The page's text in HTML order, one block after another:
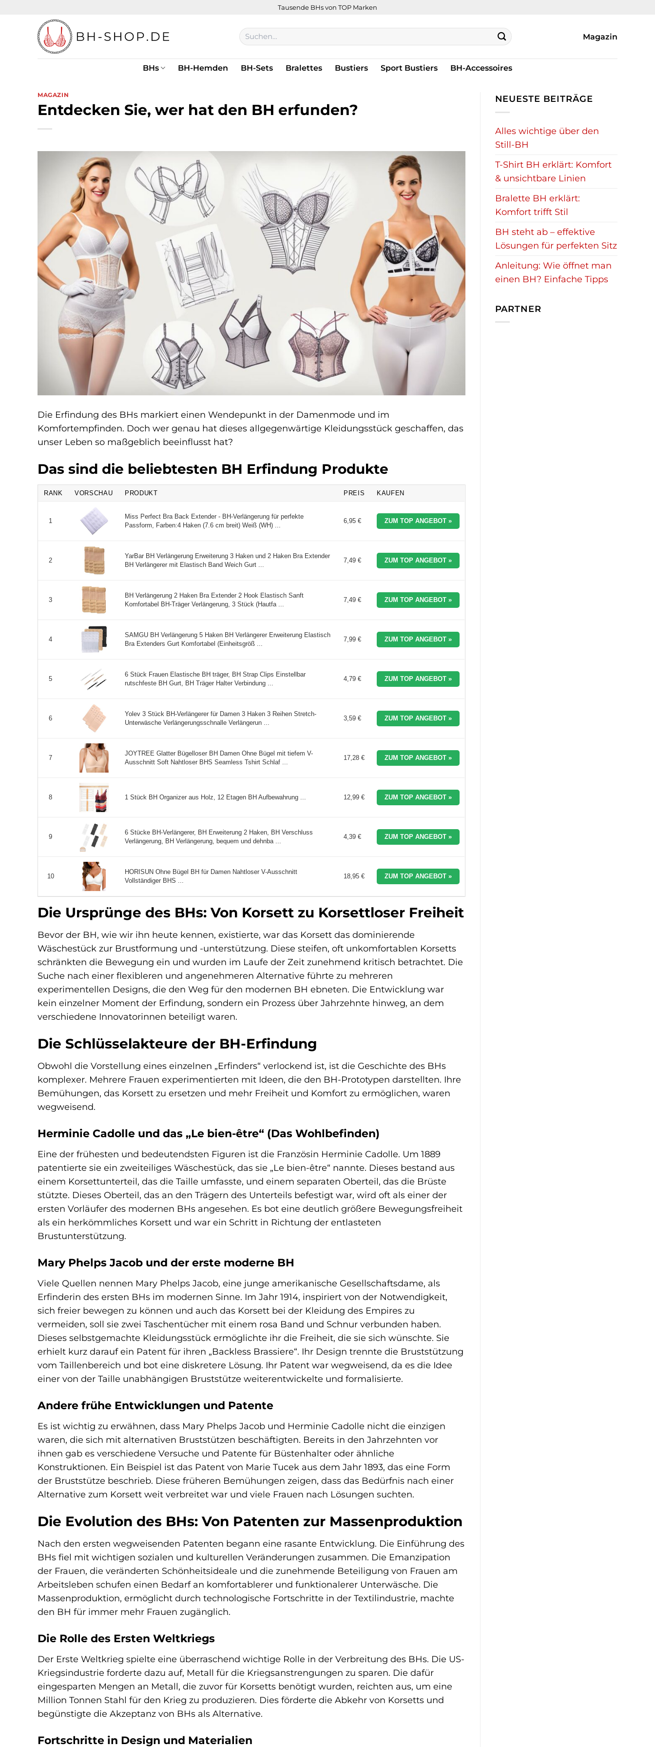
springen
Tausende BHs von TOP Marken
Suchen
nach:
Magazin
BHs BH-Hemden BH-Sets Bralettes Bustiers Sport Bustiers BH-Accessoires
MAGAZIN
Entdecken Sie, wer hat den BH erfunden?
Die Erfindung des BHs markiert einen Wendepunkt in der Damenmode und im
Komfortempfinden. Doch wer genau hat dieses allgegenwärtige Kleidungsstück geschaffen, das
unser Leben so maßgeblich beeinflusst hat?
Das sind die beliebtesten BH Erfindung Produkte
RANK VORSCHAU PRODUKT PREIS KAUFEN
1
Miss Perfect Bra Back Extender - BH-Verlängerung für perfekte
Passform, Farben:4 Haken (7.6 cm breit) Weiß (WH) ...
6,95 € ZUM TOP ANGEBOT »
2
YarBar BH Verlängerung Erweiterung 3 Haken und 2 Haken Bra Extender
BH Verlängerer mit Elastisch Band Weich Gurt ...
7,49 € ZUM TOP ANGEBOT »
3
BH Verlängerung 2 Haken Bra Extender 2 Hook Elastisch Sanft
Komfortabel BH-Träger Verlängerung, 3 Stück (Hautfa ...
7,49 € ZUM TOP ANGEBOT »
4
SAMGU BH Verlängerung 5 Haken BH Verlängerer Erweiterung Elastisch
Bra Extenders Gurt Komfortabel (Einheitsgröß ...
7,99 € ZUM TOP ANGEBOT »
5
6 Stück Frauen Elastische BH träger, BH Strap Clips Einstellbar
rutschfeste BH Gurt, BH Träger Halter Verbindung ...
4,79 € ZUM TOP ANGEBOT »
6
Yolev 3 Stück BH-Verlängerer für Damen 3 Haken 3 Reihen Stretch-
Unterwäsche Verlängerungsschnalle Verlängerun ...
3,59 € ZUM TOP ANGEBOT »
7
JOYTREE Glatter Bügelloser BH Damen Ohne Bügel mit tiefem V-
Ausschnitt Soft Nahtloser BHS Seamless Tshirt Schlaf ...
17,28 € ZUM TOP ANGEBOT »
8 1 Stück BH Organizer aus Holz, 12 Etagen BH Aufbewahrung ... 12,99 € ZUM TOP ANGEBOT »
9
6 Stücke BH-Verlängerer, BH Erweiterung 2 Haken, BH Verschluss
Verlängerung, BH Verlängerung, bequem und dehnba ...
4,39 € ZUM TOP ANGEBOT »
10
HORISUN Ohne Bügel BH für Damen Nahtloser V-Ausschnitt
Vollständiger BHS ...
18,95 € ZUM TOP ANGEBOT »
Die Ursprünge des BHs: Von Korsett zu Korsettloser Freiheit
Bevor der BH, wie wir ihn heute kennen, existierte, war das Korsett das dominierende
Wäschestück zur Brustformung und -unterstützung. Diese steifen, oft unkomfortablen Korsetts
schränkten die Bewegung ein und wurden im Laufe der Zeit zunehmend kritisch betrachtet. Die
Suche nach einer flexibleren und angenehmeren Alternative führte zu mehreren
experimentellen Designs, die den Weg für den modernen BH ebneten. Die Entwicklung war
kein einzelner Moment der Erfindung, sondern ein Prozess über Jahrzehnte hinweg, an dem
verschiedene Innovatorinnen beteiligt waren.
Die Schlüsselakteure der BH-Erfindung
Obwohl die Vorstellung eines einzelnen „Erfinders“ verlockend ist, ist die Geschichte des BHs
komplexer. Mehrere Frauen experimentierten mit Ideen, die den BH-Prototypen darstellten. Ihre
Bemühungen, das Korsett zu ersetzen und mehr Freiheit und Komfort zu ermöglichen, waren
wegweisend.
Herminie Cadolle und das „Le bien-être“ (Das Wohlbefinden)
Eine der frühesten und bedeutendsten Figuren ist die Französin Herminie Cadolle. Um 1889
patentierte sie ein zweiteiliges Wäschestück, das sie „Le bien-être“ nannte. Dieses bestand aus
einem Korsettunterteil, das die Taille umfasste, und einem separaten Oberteil, das die Brüste
stützte. Dieses Oberteil, das an den Trägern des Unterteils befestigt war, wird oft als einer der
ersten Vorläufer des modernen BHs angesehen. Es bot eine deutlich größere Bewegungsfreiheit
als ein herkömmliches Korsett und war ein Schritt in Richtung der entlasteten
Brustunterstützung.
Mary Phelps Jacob und der erste moderne BH
Viele Quellen nennen Mary Phelps Jacob, eine junge amerikanische Gesellschaftsdame, als
Erfinderin des ersten BHs im modernen Sinne. Im Jahr 1914, inspiriert von der Notwendigkeit,
sich freier bewegen zu können und auch das Korsett bei der Kleidung des Empires zu
vermeiden, soll sie zwei Taschentücher mit einem rosa Band und Schnur verbunden haben.
Dieses selbstgemachte Kleidungsstück ermöglichte ihr die Freiheit, die sie sich wünschte. Sie
erhielt kurz darauf ein Patent für ihren „Backless Brassiere“. Ihr Design trennte die Bruststützung
vom Taillenbereich und bot eine diskretere Lösung. Ihr Patent war wegweisend, da es die Idee
einer von der Taille unabhängigen Bruststütze weiterentwickelte und formalisierte.
Andere frühe Entwicklungen und Patente
Es ist wichtig zu erwähnen, dass Mary Phelps Jacob und Herminie Cadolle nicht die einzigen
waren, die sich mit alternativen Bruststützen beschäftigten. Bereits in den Jahrzehnten vor
ihnen gab es verschiedene Versuche und Patente für Büstenhalter oder ähnliche
Konstruktionen. Ein Beispiel ist das Patent von Marie Tucek aus dem Jahr 1893, das eine Form
der Bruststütze beschrieb. Diese früheren Bemühungen zeigen, dass das Bedürfnis nach einer
Alternative zum Korsett weit verbreitet war und viele Frauen nach Lösungen suchten.
Die Evolution des BHs: Von Patenten zur Massenproduktion
Nach den ersten wegweisenden Patenten begann eine rasante Entwicklung. Die Einführung des
BHs fiel mit wichtigen sozialen und kulturellen Veränderungen zusammen. Die Emanzipation
der Frauen, die veränderten Schönheitsideale und die zunehmende Beteiligung von Frauen am
Arbeitsleben schufen einen Bedarf an komfortablerer und funktionalerer Unterwäsche. Die
Massenproduktion, ermöglicht durch technologische Fortschritte in der Textilindustrie, machte
den BH für immer mehr Frauen zugänglich.
Die Rolle des Ersten Weltkriegs
Der Erste Weltkrieg spielte eine überraschend wichtige Rolle in der Verbreitung des BHs. Die US-
Kriegsindustrie forderte dazu auf, Metall für die Kriegsanstrengungen zu sparen. Die dafür
eingesparten Mengen an Metall, die zuvor für Korsetts benötigt wurden, reichten aus, um eine
Million Tonnen Stahl für den Krieg zu produzieren. Dies förderte die Abkehr von Korsetts und
begünstigte die Akzeptanz von BHs als Alternative.
Fortschritte in Design und Materialien
NEUESTE BEITRÄGE
Alles wichtige über den
Still-BH
T-Shirt BH erklärt: Komfort
& unsichtbare Linien
Bralette BH erklärt:
Komfort trifft Stil
BH steht ab – effektive
Lösungen für perfekten Sitz
Anleitung: Wie öffnet man
einen BH? Einfache Tipps
PARTNER